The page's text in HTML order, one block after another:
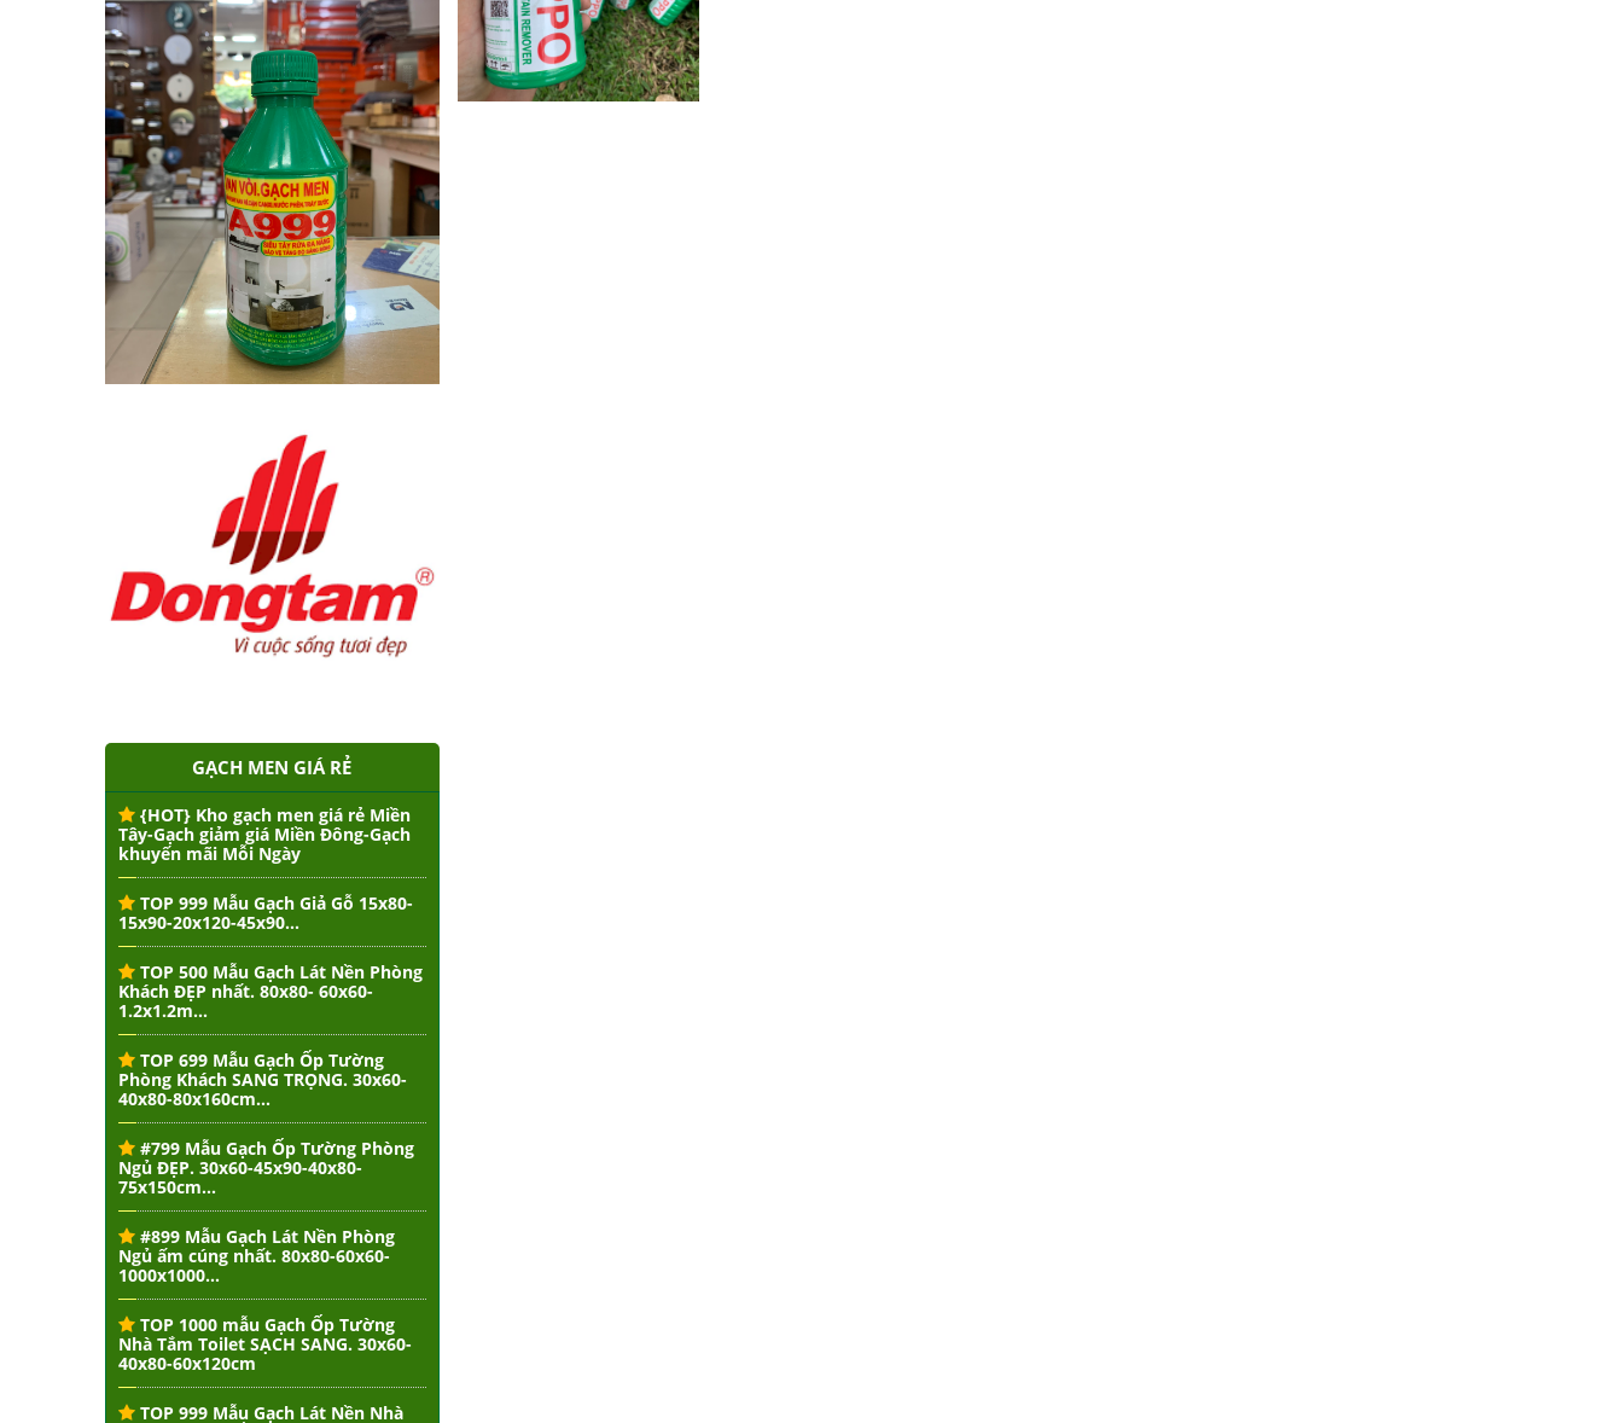
GẠCH MEN GIÁ RẺ
{HOT} Kho gạch men giá rẻ Miền
Tây-Gạch giảm giá Miền Đông-Gạch
khuyến mãi Mỗi Ngày
TOP 999 Mẫu Gạch Giả Gỗ 15x80-
15x90-20x120-45x90...
TOP 500 Mẫu Gạch Lát Nền Phòng
Khách ĐẸP nhất. 80x80- 60x60-
1.2x1.2m...
TOP 699 Mẫu Gạch Ốp Tường
Phòng Khách SANG TRỌNG. 30x60-
40x80-80x160cm...
#799 Mẫu Gạch Ốp Tường Phòng
Ngủ ĐẸP. 30x60-45x90-40x80-
75x150cm...
#899 Mẫu Gạch Lát Nền Phòng
Ngủ ấm cúng nhất. 80x80-60x60-
1000x1000...
TOP 1000 mẫu Gạch Ốp Tường
Nhà Tắm Toilet SẠCH SANG. 30x60-
40x80-60x120cm
TOP 999 Mẫu Gạch Lát Nền Nhà